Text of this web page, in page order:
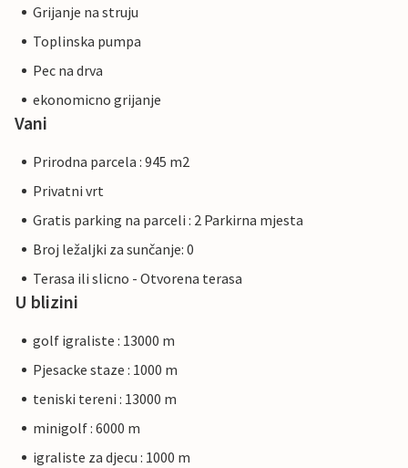
Grijanje na struju
Toplinska pumpa
Pec na drva
ekonomicno grijanje
Vani
Prirodna parcela : 945 m2
Privatni vrt
Gratis parking na parceli : 2 Parkirna mjesta
Broj ležaljki za sunčanje: 0
Terasa ili slicno - Otvorena terasa
U blizini
golf igraliste : 13000 m
Pjesacke staze : 1000 m
teniski tereni : 13000 m
minigolf : 6000 m
igraliste za djecu : 1000 m